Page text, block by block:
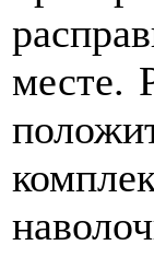
месте.